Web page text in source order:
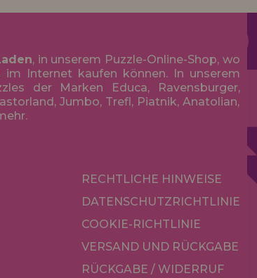
, in unserem Puzzle-Online-Shop, wo
im Internet kaufen können. In unserem
der Marken Educa, Ravensburger,
Jumbo, Trefl, Piatnik, Anatolian,
RECHTLICHE HINWEISE
DATENSCHUTZRICHTLINIE
COOKIE-RICHTLINIE
VERSAND UND RÜCKGABE
RÜCKGABE / WIDERRUF